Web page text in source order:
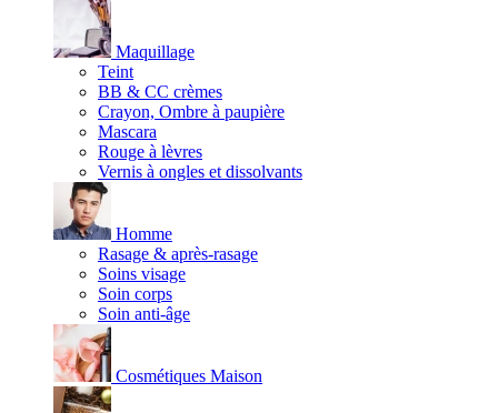
Maquillage
Teint
BB & CC crèmes
Crayon, Ombre à paupière
Mascara
Rouge à lèvres
Vernis à ongles et dissolvants
Homme
Rasage & après-rasage
Soins visage
Soin corps
Soin anti-âge
Cosmétiques Maison